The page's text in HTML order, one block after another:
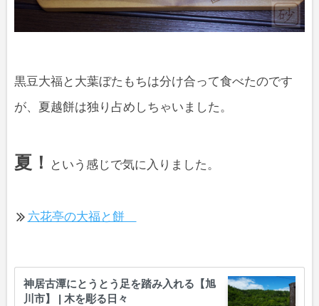
黒豆大福と大葉ぼたもちは分け合って食べたのです
が、夏越餅は独り占めしちゃいました。
夏！ という感じで気に入りました。
六花亭の大福と餅
神居古潭にとうとう足を踏み入れる【旭
川市】 | 木を彫る日々